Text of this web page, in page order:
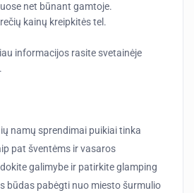
net būnant gamtoje.
kainų kreipkitės tel.
informacijos rasite svetainėje
.
namų sprendimai puikiai tinka
pat šventėms ir vasaros
galimybe ir patirkite glamping
būdas pabėgti nuo miesto šurmulio